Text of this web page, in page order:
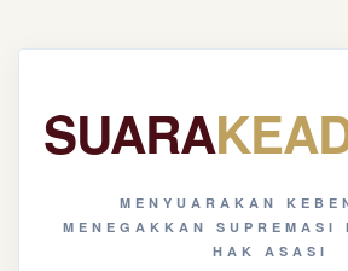
SUARA
MENYUARAKAN
MENEGAKKAN SUPREMASI
HAK ASASI